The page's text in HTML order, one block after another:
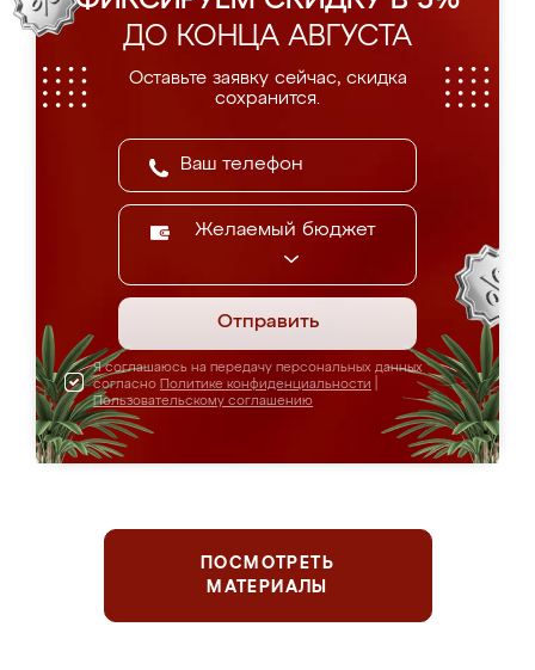
ДО КОНЦА АВГУСТА
Оставьте заявку сейчас, скидка
сохранится.
Желаемый бюджет
Отправить
Я соглашаюсь на передачу персональных данных
согласно Политике конфиденциальности
Пользовательскому соглашению
ПОСМОТРЕТЬ
МАТЕРИАЛЫ